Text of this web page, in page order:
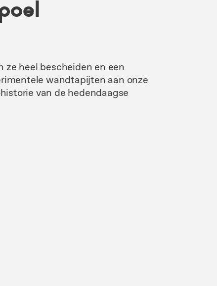
heel bescheiden en een
wandtapijten aan onze
van de hedendaagse